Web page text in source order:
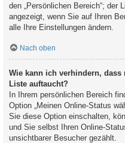
den „Persönlichen Bereich“; der
angezeigt, wenn Sie auf Ihren
alle Ihre Einstellungen ändern.
Nach oben
Wie kann ich verhindern,
Liste auftaucht?
In Ihrem persönlichen Bereich
Option „Meinen Online-Status
Sie diese Option einschalten,
und Sie selbst Ihren Online-
unsichtbarer Besucher gezählt.